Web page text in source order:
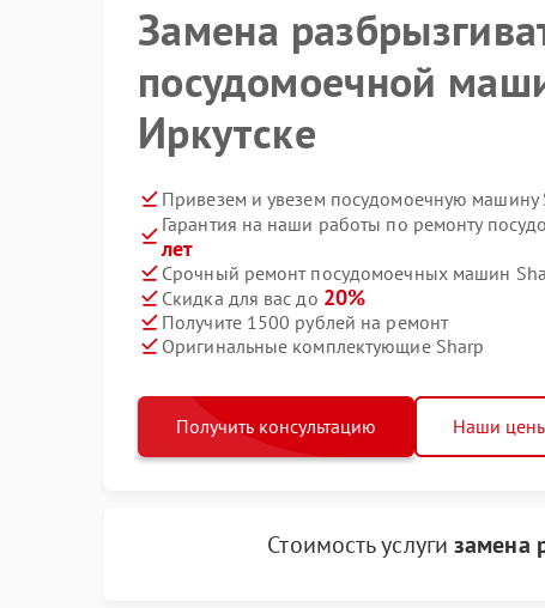
Замена
посудомоечной
Иркутске
Привезем и увезем посудомоечную машину
Гарантия на наши работы по ремонту
лет
Срочный ремонт посудомоечных машин
Скидка для вас до 20%
Получите 1500 рублей на ремонт
Оригинальные комплектующие Sharp
Получить консультацию Наши
Стоимость услугизамена